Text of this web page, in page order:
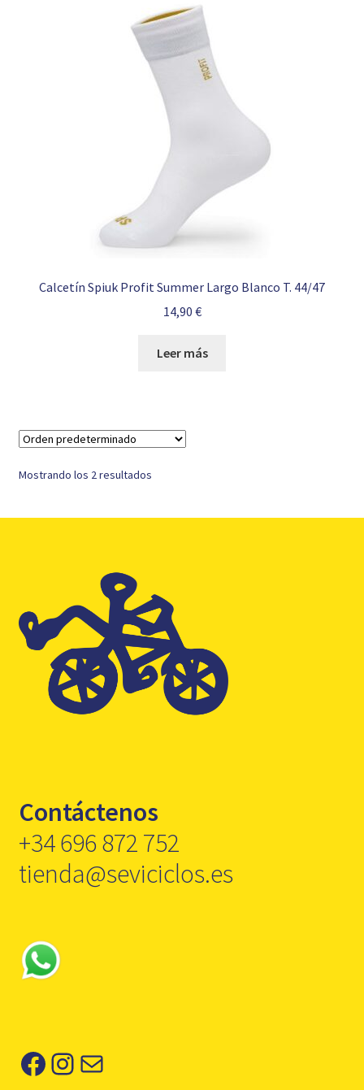
Calcetín Spiuk Profit Summer Largo Blanco T. 44/47
14,90 €
Leer más
Mostrando los 2 resultados
Contáctenos
+34 696 872 752
tienda@seviciclos.es
Facebook
Instagram
Correo electrónico